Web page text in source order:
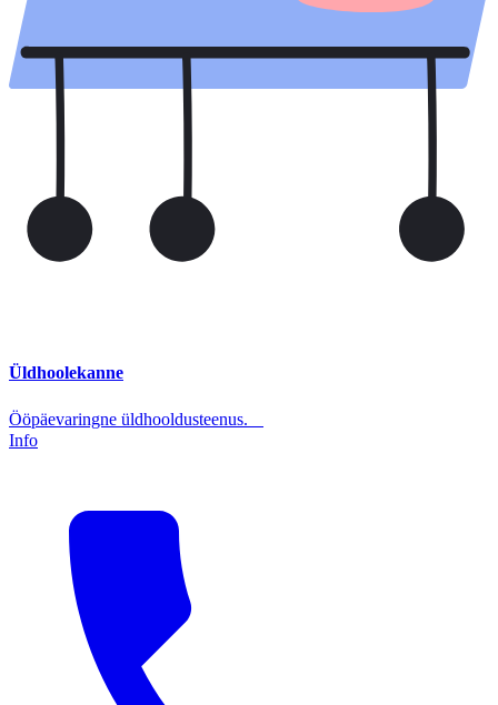
Üldhoolekanne
Ööpäevaringne üldhooldusteenus.
Info